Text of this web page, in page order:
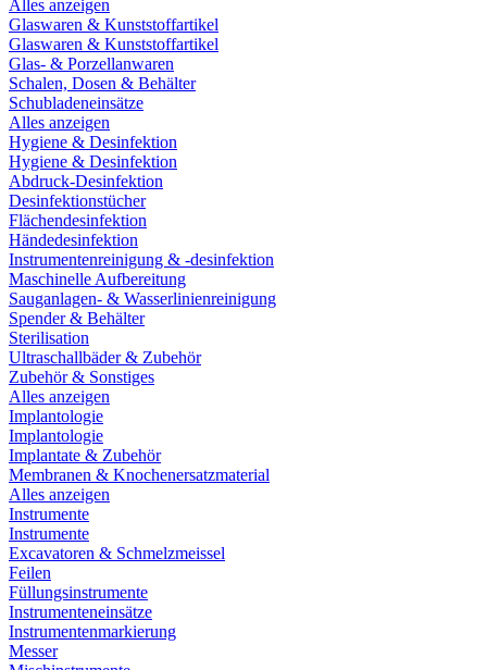
Alles anzeigen
Glaswaren & Kunststoffartikel
Glaswaren & Kunststoffartikel
Glas- & Porzellanwaren
Schalen, Dosen & Behälter
Schubladeneinsätze
Alles anzeigen
Hygiene & Desinfektion
Hygiene & Desinfektion
Abdruck-Desinfektion
Desinfektionstücher
Flächendesinfektion
Händedesinfektion
Instrumentenreinigung & -desinfektion
Maschinelle Aufbereitung
Sauganlagen- & Wasserlinienreinigung
Spender & Behälter
Sterilisation
Ultraschallbäder & Zubehör
Zubehör & Sonstiges
Alles anzeigen
Implantologie
Implantologie
Implantate & Zubehör
Membranen & Knochenersatzmaterial
Alles anzeigen
Instrumente
Instrumente
Excavatoren & Schmelzmeissel
Feilen
Füllungsinstrumente
Instrumenteneinsätze
Instrumentenmarkierung
Messer